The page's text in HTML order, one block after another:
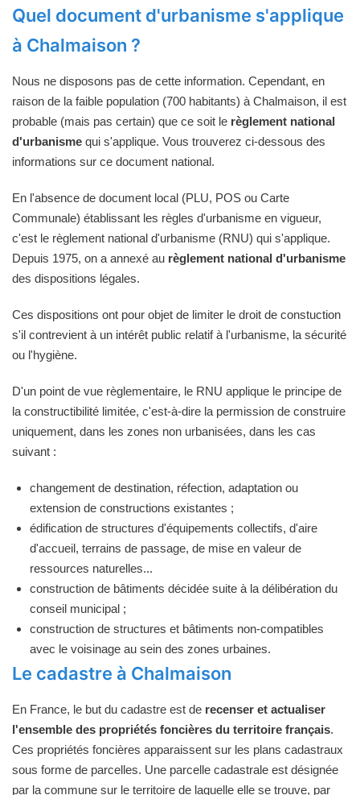
Quel document d'urbanisme s'applique
à Chalmaison ?
Nous ne disposons pas de cette information. Cependant, en
raison de la faible population (700 habitants) à Chalmaison, il est
probable (mais pas certain) que ce soit le règlement national
d'urbanisme qui s'applique. Vous trouverez ci-dessous des
informations sur ce document national.
En l'absence de document local (PLU, POS ou Carte
Communale) établissant les règles d'urbanisme en vigueur,
c'est le règlement national d'urbanisme (RNU) qui s'applique.
Depuis 1975, on a annexé au règlement national d'urbanisme
des dispositions légales.
Ces dispositions ont pour objet de limiter le droit de constuction
s'il contrevient à un intérêt public relatif à l'urbanisme, la sécurité
ou l'hygiène.
D'un point de vue règlementaire, le RNU applique le principe de
la constructibilité limitée, c'est-à-dire la permission de construire
uniquement, dans les zones non urbanisées, dans les cas
suivant :
changement de destination, réfection, adaptation ou
extension de constructions existantes ;
édification de structures d'équipements collectifs, d'aire
d'accueil, terrains de passage, de mise en valeur de
ressources naturelles...
construction de bâtiments décidée suite à la délibération du
conseil municipal ;
construction de structures et bâtiments non-compatibles
avec le voisinage au sein des zones urbaines.
Le cadastre à Chalmaison
En France, le but du cadastre est de recenser et actualiser
l'ensemble des propriétés foncières du territoire français.
Ces propriétés foncières apparaissent sur les plans cadastraux
sous forme de parcelles. Une parcelle cadastrale est désignée
par la commune sur le territoire de laquelle elle se trouve, par